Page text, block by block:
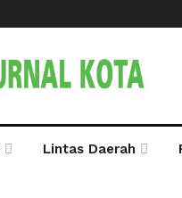
Lintas Daerah